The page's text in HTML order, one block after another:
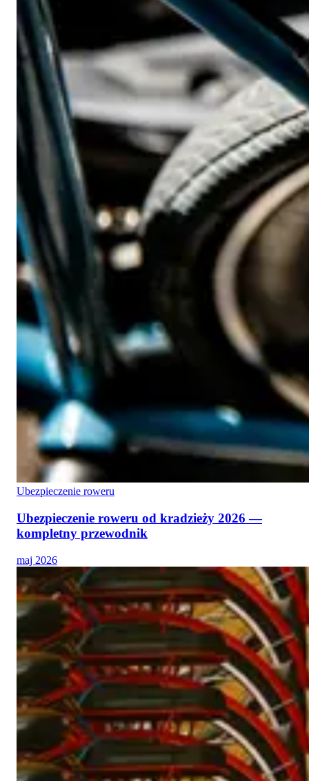
Ubezpieczenie roweru
Ubezpieczenie roweru od kradzieży 2026 —
kompletny przewodnik
maj 2026